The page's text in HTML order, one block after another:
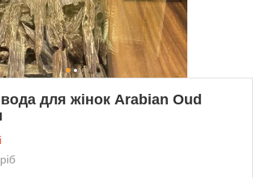
для жінок Arabian Oud